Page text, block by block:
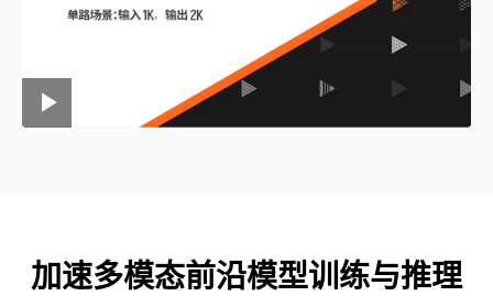
Play
Play
Loaded:
Progress
加速多模态前沿模型训练与推理